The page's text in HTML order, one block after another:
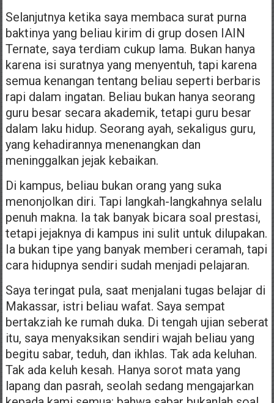
Selanjutnya ketika saya membaca surat purna
baktinya yang beliau kirim di grup dosen IAIN
Ternate, saya terdiam cukup lama. Bukan hanya
karena isi suratnya yang menyentuh, tapi karena
semua kenangan tentang beliau seperti berbaris
rapi dalam ingatan. Beliau bukan hanya seorang
guru besar secara akademik, tetapi guru besar
dalam laku hidup. Seorang ayah, sekaligus guru,
yang kehadirannya menenangkan dan
meninggalkan jejak kebaikan.
Di kampus, beliau bukan orang yang suka
menonjolkan diri. Tapi langkah-langkahnya selalu
penuh makna. Ia tak banyak bicara soal prestasi,
tetapi jejaknya di kampus ini sulit untuk dilupakan.
Ia bukan tipe yang banyak memberi ceramah, tapi
cara hidupnya sendiri sudah menjadi pelajaran.
Saya teringat pula, saat menjalani tugas belajar di
Makassar, istri beliau wafat. Saya sempat
bertakziah ke rumah duka. Di tengah ujian seberat
itu, saya menyaksikan sendiri wajah beliau yang
begitu sabar, teduh, dan ikhlas. Tak ada keluhan.
Tak ada keluh kesah. Hanya sorot mata yang
lapang dan pasrah, seolah sedang mengajarkan